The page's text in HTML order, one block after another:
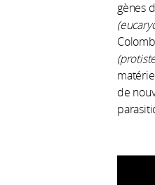
gènes
de